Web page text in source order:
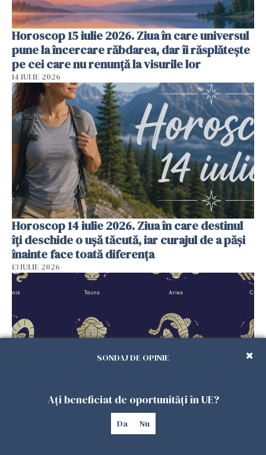
Horoscop 15 iulie 2026. Ziua în care universul
pune la încercare răbdarea, dar îi răsplătește
pe cei care nu renunță la visurile lor
14 IULIE 2026
Horoscop 14 iulie 2026. Ziua în care destinul
îți deschide o ușă tăcută, iar curajul de a păși
înainte face toată diferența
13 IULIE 2026
Horoscop 13 iulie 2026. Săptămâna începe cu
aspecte interesante în plan financiar
SONDAJ DE OPINIE
Ați beneficiat de oportunități în UE?
Da Nu